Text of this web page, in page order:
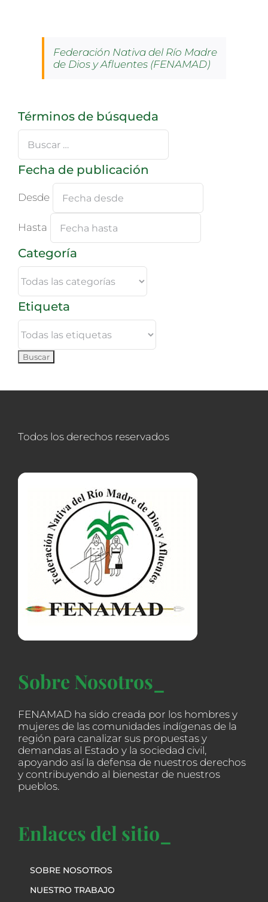
Federación Nativa del Río Madre
de Dios y Afluentes (FENAMAD)
Términos de búsqueda
Buscar
Fecha de publicación
Desde
Hasta
Categoría
Etiqueta
Todos los derechos reservados
Sobre Nosotros_
FENAMAD ha sido creada por los hombres y
mujeres de las comunidades indígenas de la
región para canalizar sus propuestas y
demandas al Estado y la sociedad civil,
apoyando así la defensa de nuestros derechos
y contribuyendo al bienestar de nuestros
pueblos.
Enlaces del sitio_
SOBRE NOSOTROS
NUESTRO TRABAJO